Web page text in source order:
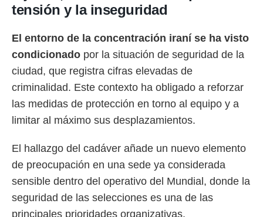
tensión y la inseguridad
El entorno de la concentración iraní se ha visto
condicionado por la situación de seguridad de la
ciudad, que registra cifras elevadas de
criminalidad. Este contexto ha obligado a reforzar
las medidas de protección en torno al equipo y a
limitar al máximo sus desplazamientos.
El hallazgo del cadáver añade un nuevo elemento
de preocupación en una sede ya considerada
sensible dentro del operativo del Mundial, donde la
seguridad de las selecciones es una de las
principales prioridades organizativas.